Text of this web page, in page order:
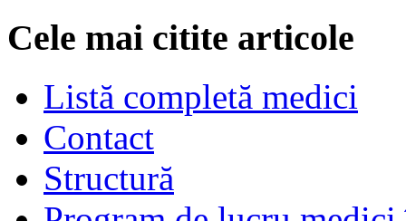
Cele mai citite articole
Listă completă medici
Contact
Structură